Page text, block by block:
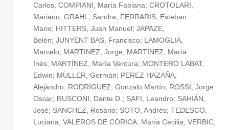
Carlos; COMPIANI, María Fabiana; CROTOLARI,
Mariano; GRAHL, Sandra; FERRARIS, Esteban
Mario; HITTERS, Juan Manuel; JAPAZE,
Belén; JUNYENT BAS, Francisco; LAMOGLIA,
Marcelo; MARTINEZ, Jorge; MARTÍNEZ, María
Inés; MARTÍNEZ, María Ventura; MONTERO LABAT,
Edwin; MÜLLER, Germán; PEREZ HAZAÑA,
Alejandro; RODRÍGUEZ, Gonzalo Martín; ROSSI, Jorge
Oscar; RUSCONI, Dante D.; SAFI, Leandro; SAHIÁN,
José; SANCHEZ, Rosario; SOTO, Andrés; TEDESCO,
Luciana; VALEROS DE CÓRICA, María Cecilia; VERBIC,